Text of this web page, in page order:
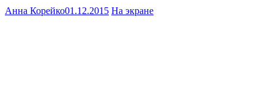
Анна Корейко01.12.2015 На экране